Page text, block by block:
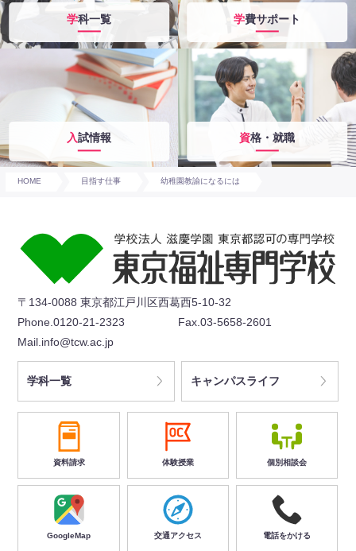
学科一覧 学費サポート
入試情報 資格・就職
HOME 目指す仕事 幼稚園教諭になるには
〒134-0088 東京都江戸川区西葛西5-10-32
Phone.0120-21-2323
Fax.03-5658-2601
Mail.info@tcw.ac.jp
学科一覧 キャンパスライフ
資料請求 体験授業 個別相談会
GoogleMap 交通アクセス 電話をかける